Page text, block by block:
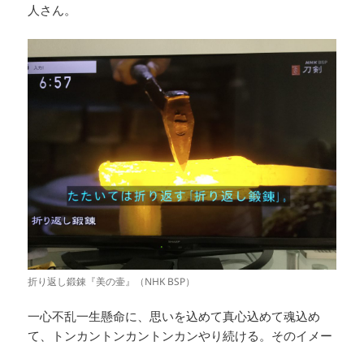
人さん。
折り返し鍛錬『美の壷』（NHK BSP）
一心不乱一生懸命に、思いを込めて真心込めて魂込め
て、トンカントンカントンカンやり続ける。そのイメー